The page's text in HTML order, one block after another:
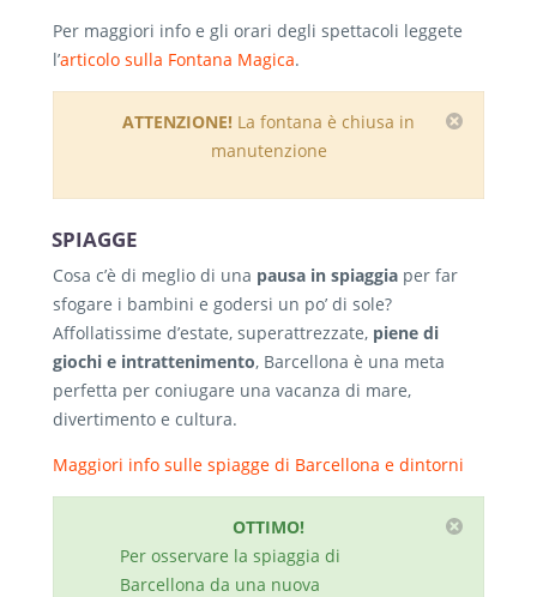
Per maggiori info e gli orari degli spettacoli leggete
l’articolo sulla Fontana Magica.
ATTENZIONE! La fontana è chiusa in
manutenzione
SPIAGGE
Cosa c’è di meglio di una pausa in spiaggia per far
sfogare i bambini e godersi un po’ di sole?
Affollatissime d’estate, superattrezzate, piene di
giochi e intrattenimento, Barcellona è una meta
perfetta per coniugare una vacanza di mare,
divertimento e cultura.
Maggiori info sulle spiagge di Barcellona e dintorni
OTTIMO!
Per osservare la spiaggia di
Barcellona da una nuova